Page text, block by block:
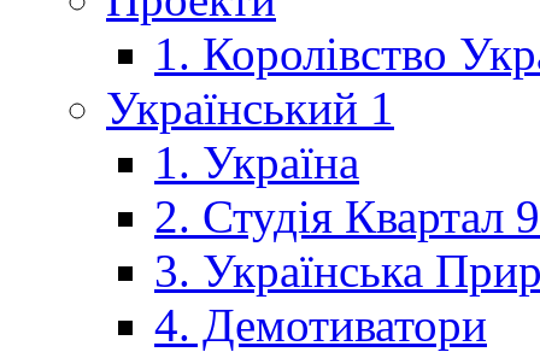
1. Королівство
Український 1
1. Україна
2. Студія Квартал
3. Українська
4. Демотиватори